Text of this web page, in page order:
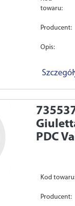
towaru:
Producent:
Opis:
PDC
Kod
Producent: